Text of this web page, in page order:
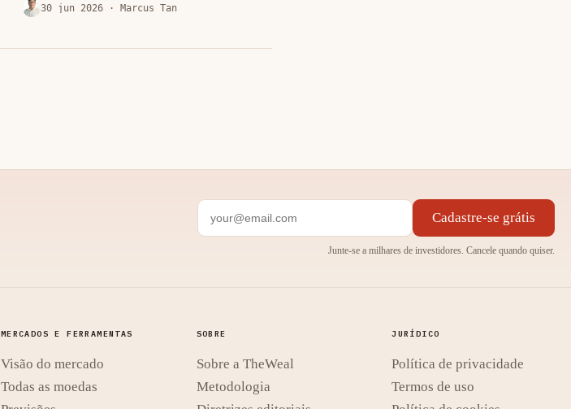
30 jun 2026 · Marcus Tan
Cadastre-se grátis
Junte-se a milhares de investidores. Cancele quando quiser.
MERCADOS E FERRAMENTAS
Visão do mercado
Todas as moedas
SOBRE
Sobre a TheWeal
Metodologia
JURÍDICO
Política de privacidade
Termos de uso